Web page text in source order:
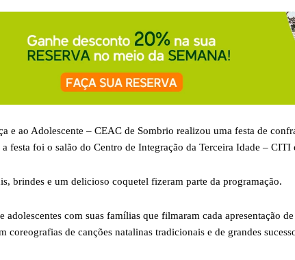
e ao Adolescente – CEAC de Sombrio realizou uma festa de
festa foi o salão do Centro de Integração da Terceira Idade – CITI
brindes e um delicioso coquetel fizeram parte da programação.
adolescentes com suas famílias que filmaram cada apresentação
coreografias de canções natalinas tradicionais e de grandes